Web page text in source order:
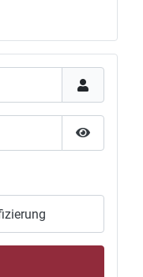
Passwort